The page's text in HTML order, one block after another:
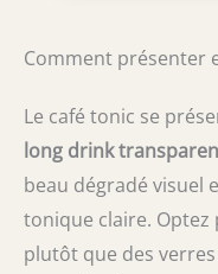
retourner le
domestique –
professionnels
maison.
de la mixologie.
cas de question
service client
vous offrir une
Comment présenter
Le café tonic se
long drink
beau dégradé visuel
tonique claire. Optez
plutôt que des